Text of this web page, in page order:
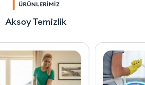
ÜRÜNLERİMİZ
Aksoy Temizlik